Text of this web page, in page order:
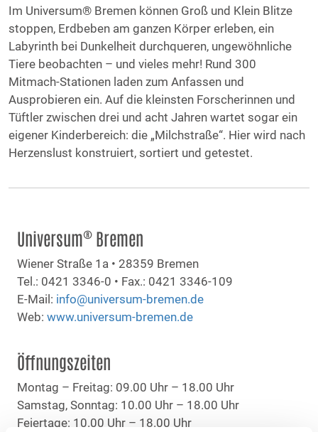
Im Universum® Bremen können Groß und Klein Blitze
stoppen, Erdbeben am ganzen Körper erleben, ein
Labyrinth bei Dunkelheit durchqueren, ungewöhnliche
Tiere beobachten – und vieles mehr! Rund 300
Mitmach-Stationen laden zum Anfassen und
Ausprobieren ein. Auf die kleinsten Forscherinnen und
Tüftler zwischen drei und acht Jahren wartet sogar ein
eigener Kinderbereich: die „Milchstraße“. Hier wird nach
Herzenslust konstruiert, sortiert und getestet.
Universum® Bremen
Wiener Straße 1a • 28359 Bremen
Tel.: 0421 3346-0 • Fax.: 0421 3346-109
E-Mail: info@universum-bremen.de
Web: www.universum-bremen.de
Öffnungszeiten
Montag – Freitag: 09.00 Uhr – 18.00 Uhr
Samstag, Sonntag: 10.00 Uhr – 18.00 Uhr
Feiertage: 10.00 Uhr – 18.00 Uhr